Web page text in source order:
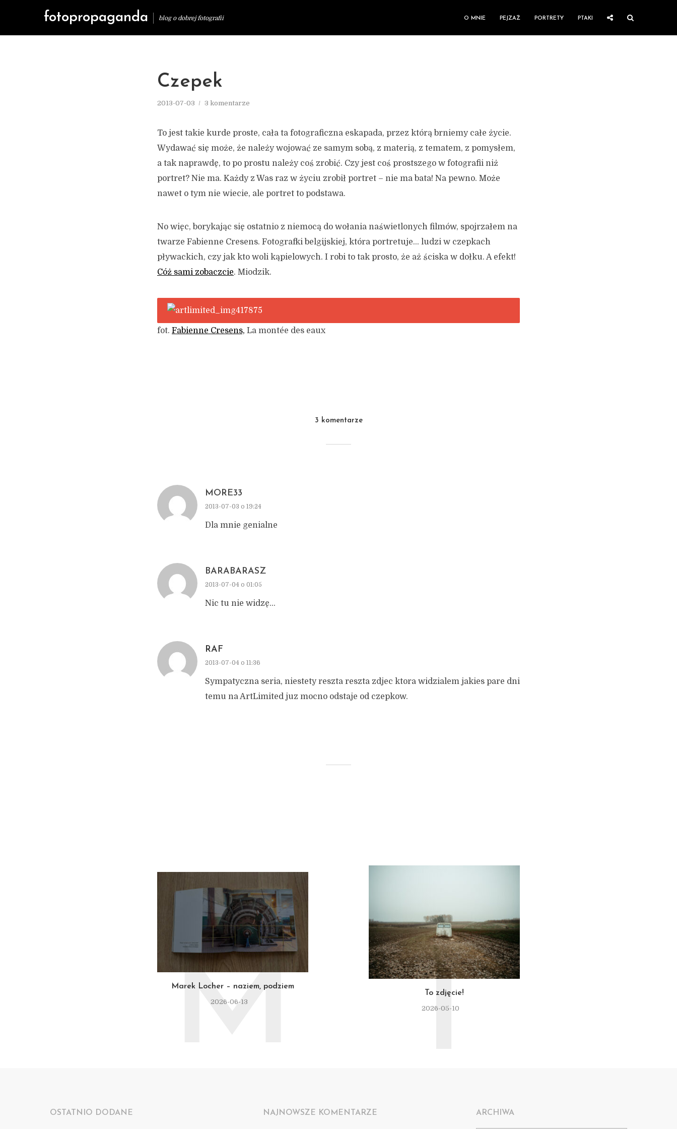
fotopropaganda blog o dobrej fotografii O MNIE PEJZAŻ PORTRETY PTAKI
Czepek
2013-07-03 3 komentarze
To jest takie kurde proste, cała ta fotograficzna eskapada, przez którą brniemy całe życie.
Wydawać się może, że należy wojować ze samym sobą, z materią, z tematem, z pomysłem,
a tak naprawdę, to po prostu należy coś zrobić. Czy jest coś prostszego w fotografii niż
portret? Nie ma. Każdy z Was raz w życiu zrobił portret – nie ma bata! Na pewno. Może
nawet o tym nie wiecie, ale portret to podstawa.
No więc, borykając się ostatnio z niemocą do wołania naświetlonych filmów, spojrzałem na
twarze Fabienne Cresens. Fotografki belgijskiej, która portretuje… ludzi w czepkach
pływackich, czy jak kto woli kąpielowych. I robi to tak prosto, że aż ściska w dołku. A efekt!
Cóż sami zobaczcie. Miodzik.
fot. Fabienne Cresens, La montée des eaux
3 komentarze
MORE33
2013-07-03 o 19:24
Dla mnie genialne
BARABARASZ
2013-07-04 o 01:05
Nic tu nie widzę…
RAF
2013-07-04 o 11:36
Sympatyczna seria, niestety reszta reszta zdjec ktora widzialem jakies pare dni
temu na ArtLimited juz mocno odstaje od czepkow.
Marek Locher – naziem, podziem
2026-06-13
M To zdjęcie!
2026-05-10
T
OSTATNIO DODANE NAJNOWSZE KOMENTARZE ARCHIWA